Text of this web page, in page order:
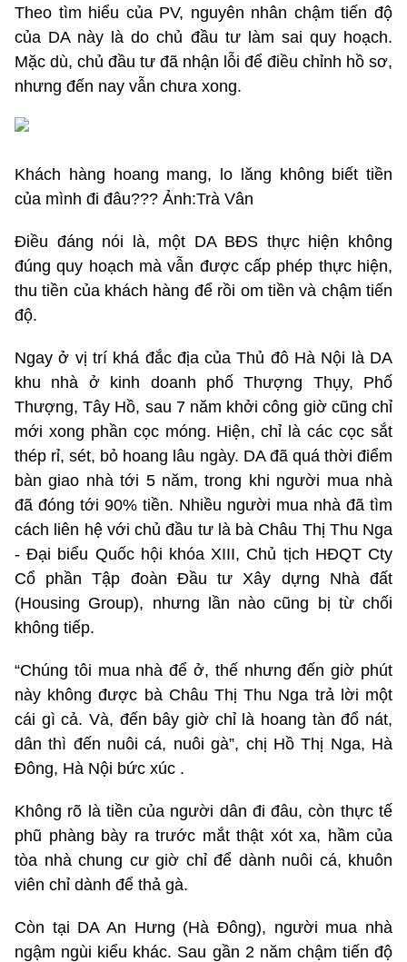
Theo tìm hiểu của PV, nguyên nhân chậm tiến độ
của DA này là do chủ đầu tư làm sai quy hoạch.
Mặc dù, chủ đầu tư đã nhận lỗi để điều chỉnh hồ sơ,
nhưng đến nay vẫn chưa xong.
Khách hàng hoang mang, lo lăng không biết tiền
của mình đi đâu??? Ảnh:Trà Vân
Điều đáng nói là, một DA BĐS thực hiện không
đúng quy hoạch mà vẫn được cấp phép thực hiện,
thu tiền của khách hàng để rồi om tiền và chậm tiến
độ.
Ngay ở vị trí khá đắc địa của Thủ đô Hà Nội là DA
khu nhà ở kinh doanh phố Thượng Thụy, Phố
Thượng, Tây Hồ, sau 7 năm khởi công giờ cũng chỉ
mới xong phần cọc móng. Hiện, chỉ là các cọc sắt
thép rỉ, sét, bỏ hoang lâu ngày. DA đã quá thời điểm
bàn giao nhà tới 5 năm, trong khi người mua nhà
đã đóng tới 90% tiền. Nhiều người mua nhà đã tìm
cách liên hệ với chủ đầu tư là bà Châu Thị Thu Nga
- Đại biểu Quốc hội khóa XIII, Chủ tịch HĐQT Cty
Cổ phần Tập đoàn Đầu tư Xây dựng Nhà đất
(Housing Group), nhưng lần nào cũng bị từ chối
không tiếp.
“Chúng tôi mua nhà để ở, thế nhưng đến giờ phút
này không được bà Châu Thị Thu Nga trả lời một
cái gì cả. Và, đến bây giờ chỉ là hoang tàn đổ nát,
dân thì đến nuôi cá, nuôi gà”, chị Hồ Thị Nga, Hà
Đông, Hà Nội bức xúc .
Không rõ là tiền của người dân đi đâu, còn thực tế
phũ phàng bày ra trước mắt thật xót xa, hầm của
tòa nhà chung cư giờ chỉ để dành nuôi cá, khuôn
viên chỉ dành để thả gà.
Còn tại DA An Hưng (Hà Đông), người mua nhà
ngậm ngùi kiểu khác. Sau gần 2 năm chậm tiến độ